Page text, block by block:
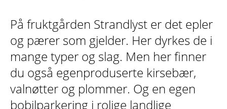
På fruktgården Strandlyst er det epler
og pærer som gjelder. Her dyrkes de i
mange typer og slag. Men her finner
du også egenproduserte kirsebær,
valnøtter og plommer. Og en egen
bobilparkering i rolige landlige